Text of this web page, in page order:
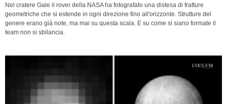
Nel cratere Gale il rover della NASA ha fotografato una distesa di fratture
geometriche che si estende in ogni direzione fino all'orizzonte. Strutture del
genere erano già note, ma mai su questa scala. E su come si siano formate il
team non si sbilancia.